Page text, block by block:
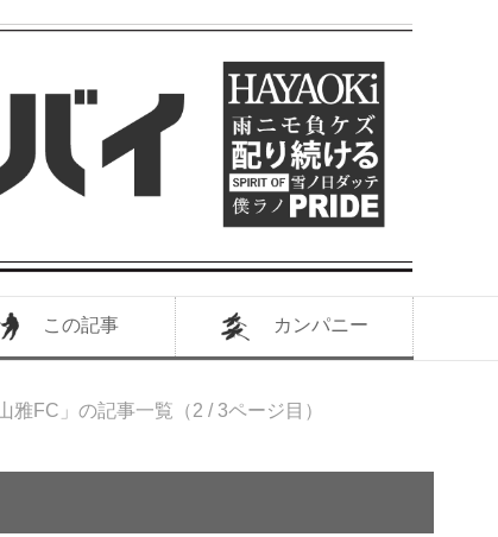
この記事 カンパニー
雅FC」の記事一覧（2 / 3ページ目）